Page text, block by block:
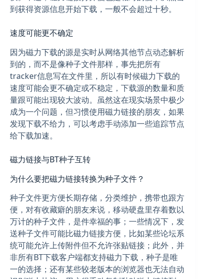
到获得资源信息开始下载，一般不会超过十秒。
速度可能更不确定
因为磁力下载的源是实时从网络其他节点动态解析
到的，而不是像种子文件那样，事先把所有
tracker信息写在文件里，所以有时候磁力下载的
速度可能会更不确定或不稳定，下载源的数量和质
量跟可能出现较大波动。虽然这在现实场景中极少
成为一个问题，但习惯使用磁力链接的朋友，如果
发现下载不给力，可以考虑手动添加一些追踪节点
给下载加速。
磁力链接与BT种子互转
为什么要把磁力链接转换为种子文件？
种子文件更方便长期存储，分类维护，携带也跟方
便，对有收藏癖的朋友来说，移动硬盘里存着数以
万计的种子文件，是件幸福的事；一些情况下，发
送种子文件可能比磁力链接方便，比如某些论坛系
统可能允许上传附件但不允许张贴链接；此外，并
非所有BT下载客户端都支持磁力下载，种子是唯
一的选择；还有某些较老版本的浏览器也无法自动